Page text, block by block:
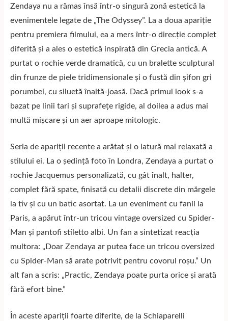
Zendaya nu a rămas însă într-o singură zonă estetică la
evenimentele legate de „The Odyssey”. La a doua apariție
pentru premiera filmului, ea a mers într-o direcție complet
diferită și a ales o estetică inspirată din Grecia antică. A
purtat o rochie verde dramatică, cu un bralette sculptural
din frunze de piele tridimensionale și o fustă din șifon gri
porumbel, cu siluetă înaltă-joasă. Dacă primul look s-a
bazat pe linii tari și suprafețe rigide, al doilea a adus mai
multă mișcare și un aer aproape mitologic.
Seria de apariții recente a arătat și o latură mai relaxată a
stilului ei. La o ședință foto în Londra, Zendaya a purtat o
rochie Jacquemus personalizată, cu gât înalt, halter,
complet fără spate, finisată cu detalii discrete din mărgele
la tiv și cu un batic asortat. La un eveniment cu fanii la
Paris, a apărut într-un tricou vintage oversized cu Spider-
Man și pantofi stiletto albi. Un fan a sintetizat reacția
multora: „Doar Zendaya ar putea face un tricou oversized
cu Spider-Man să arate potrivit pentru covorul roșu.” Un
alt fan a scris: „Practic, Zendaya poate purta orice și arată
fără efort bine.”
În aceste apariții foarte diferite, de la Schiaparelli